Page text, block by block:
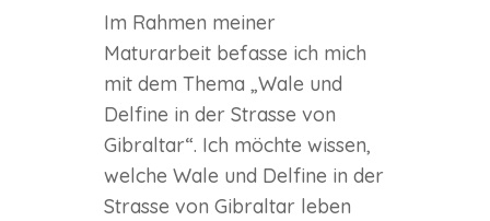
Im Rahmen meiner
Maturarbeit befasse ich mich
mit dem Thema „Wale und
Delfine in der Strasse von
Gibraltar“. Ich möchte wissen,
welche Wale und Delfine in der
Strasse von Gibraltar leben